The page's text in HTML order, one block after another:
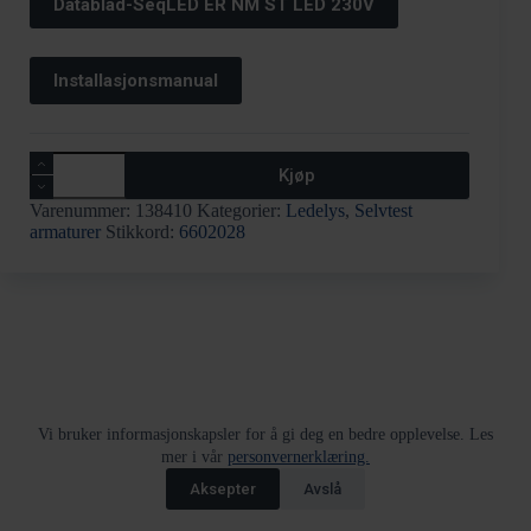
Vi bruker informasjonskapsler for å gi deg en bedre opplevelse. Les
mer i vår personvernerklæring.
Aksepter
Avslå
Datablad-SeqLED ER NM ST LED 230V
Installasjonsmanual
SeqLED
ER
NM
ST
LED
Kjøp
Varenummer: 138410 Kategorier: Ledelys, Selvtest
armaturer Stikkord: 6602028
Returskjema Tjenester
Kjøpsvilkår
Varslingskanal
HMS policy
Åpenhetsloven
Informasjon om Bestillingsvarer
© Nortek Security & Technology 2026
Org.nr. 995 173 743